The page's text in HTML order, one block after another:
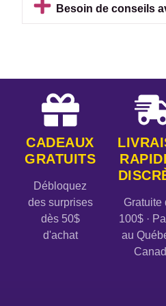
Besoin de conseils
CADEAUX
GRATUITS
Débloquez
des surprises
dès 50$
d'achat
Gratuite
100$ ·
au